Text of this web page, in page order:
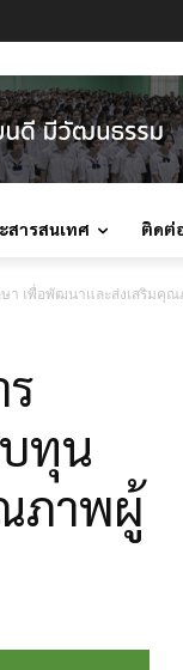
สารสนเทศ ติดต่
เพื่อพัฒนาและส่งเสริมคุณ
ทุน
ภาพผู้